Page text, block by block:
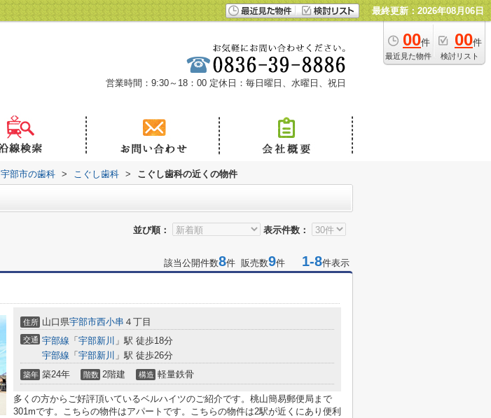
最終更新：2026年08月06日
00件
最近見た物件
00件
検討リスト
営業時間：9:30～18：00 定休日：毎日曜日、水曜日、祝日
宇部市の歯科 > こぐし歯科 > こぐし歯科の近くの物件
並び順： 表示件数：
該当公開件数8件 販売数9件 1-8件表示
住所 山口県宇部市西小串 ４丁目
交通 宇部線 「 宇部新川 」駅 徒歩18分
宇部線 「 宇部新川 」駅 徒歩26分
築年 築24年 階数 2階建 構造 軽量鉄骨
多くの方からご好評頂いているベルハイツのご紹介です。桃山簡易郵便局まで
301mです。こちらの物件はアパートです。こちらの物件は2駅が近くにあり便利